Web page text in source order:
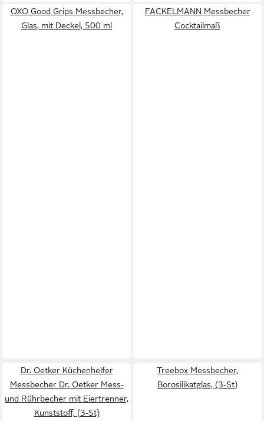
OXO Good Grips Messbecher,
Glas, mit Deckel, 500 ml
FACKELMANN Messbecher
Cocktailmaß
Dr. Oetker Küchenhelfer
Messbecher Dr. Oetker Mess-
und Rührbecher mit Eiertrenner,
Kunststoff, (3-St)
Treebox Messbecher,
Borosilikatglas, (3-St)